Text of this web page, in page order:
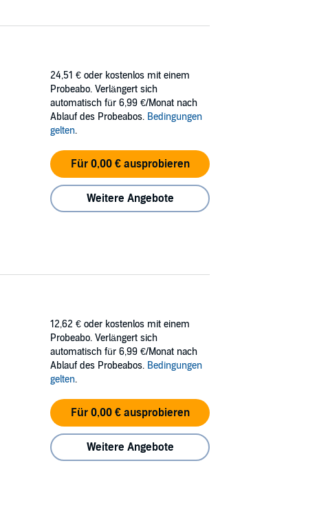
24,51 € oder kostenlos mit einem
Probeabo. Verlängert sich
automatisch für 6,99 €/Monat nach
Ablauf des Probeabos. Bedingungen
gelten.
Für 0,00 € ausprobieren
Weitere Angebote
12,62 € oder kostenlos mit einem
Probeabo. Verlängert sich
automatisch für 6,99 €/Monat nach
Ablauf des Probeabos. Bedingungen
gelten.
Für 0,00 € ausprobieren
Weitere Angebote